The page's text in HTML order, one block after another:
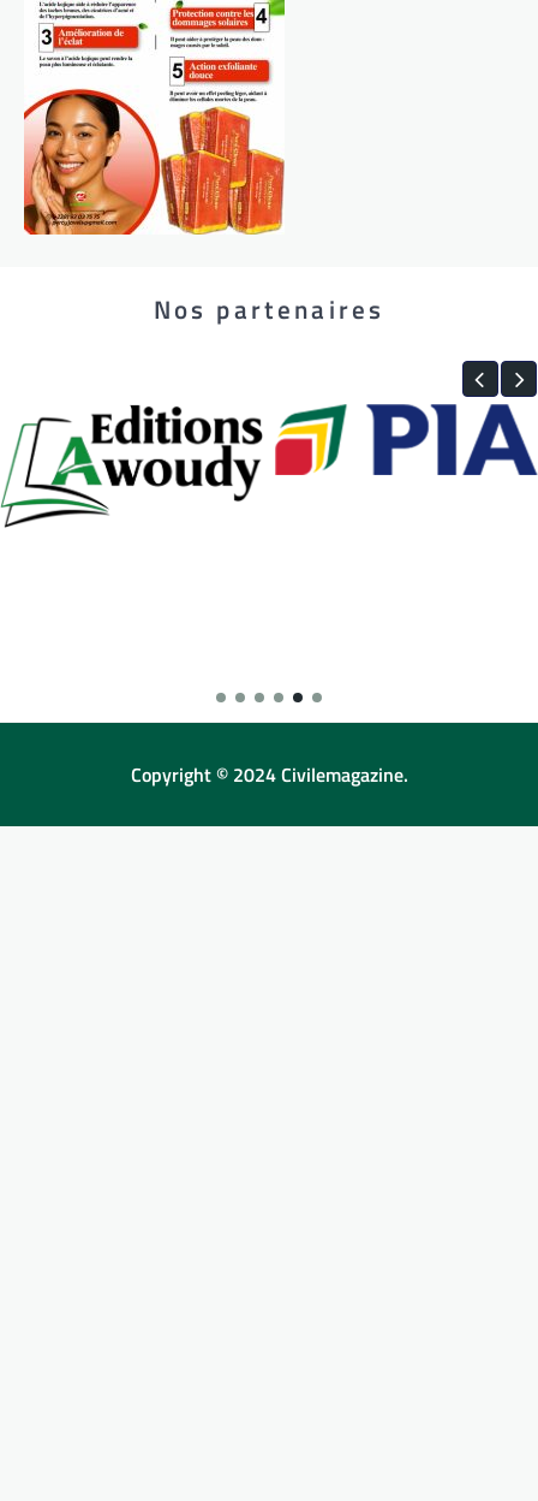
Nos partenaires
Copyright © 2024 Civilemagazine.